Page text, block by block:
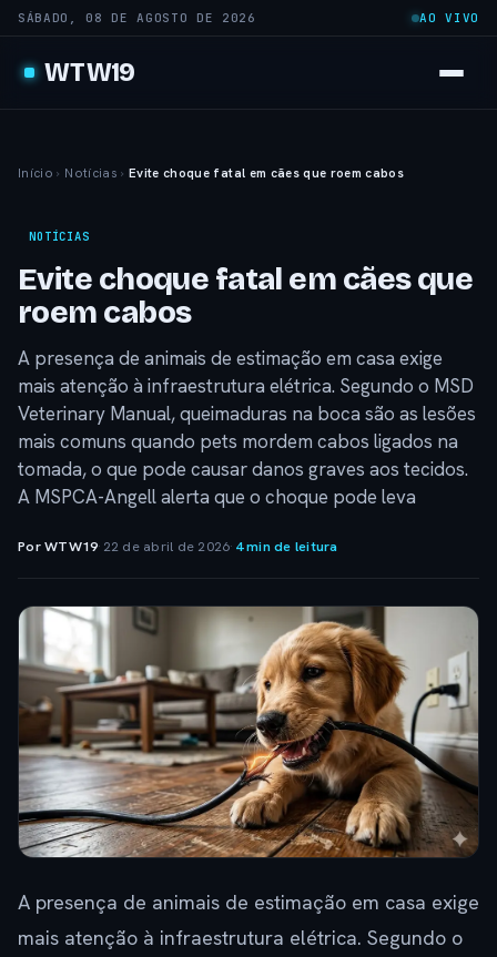
SÁBADO, 08 DE AGOSTO DE 2026 AO VIVO
WTW19
Início › Notícias › Evite choque fatal em cães que roem cabos
NOTÍCIAS
Evite choque fatal em cães que
roem cabos
A presença de animais de estimação em casa exige
mais atenção à infraestrutura elétrica. Segundo o MSD
Veterinary Manual, queimaduras na boca são as lesões
mais comuns quando pets mordem cabos ligados na
tomada, o que pode causar danos graves aos tecidos.
A MSPCA-Angell alerta que o choque pode leva
Por WTW19· 22 de abril de 2026· 4 min de leitura
A presença de animais de estimação em casa exige
mais atenção à infraestrutura elétrica. Segundo o